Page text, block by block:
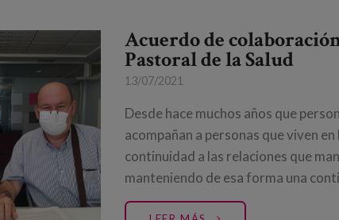
Acuerdo de
Pastoral de la Salud
13/07/2021
Desde hace muchos años que
acompañan a personas que viven
continuidad a las relaciones que
manteniendo de esa forma una